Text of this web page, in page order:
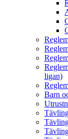
ligan)
Barn